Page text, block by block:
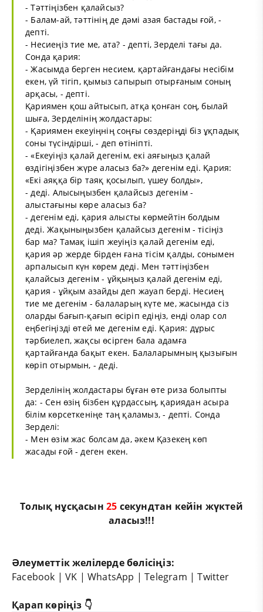
- Тәттіңізбен қалайсыз?
- Балам-ай, тәттінің де дәмі азая бастады ғой, -
депті.
- Несиеңіз тие ме, ата? - депті, Зерделі тағы да.
Сонда қария:
- Жасымда берген несием, қартайғандағы несібім
екен, үй тігіп, қымыз сапырып отырғаным соның
арқасы, - депті.
Қариямен қош айтысып, атқа қонған соң, былай
шыға, Зерделінің жолдастары:
- Қариямен екеуіңнің соңғы сөздеріңді біз ұқпадық
соны түсіндірші, - деп өтініпті.
- «Екеуіңіз қалай дегенім, екі аяғыңыз қалай
өздігіңізбен жүре аласыз ба?» дегенім еді. Қария:
«Екі аяққа бір таяқ қосылып, үшеу болды»,
- деді. Алысыңызбен қалайсыз дегенім -
алыстағыны көре аласыз ба?
- дегенім еді, қария алысты көрмейтін болдым
деді. Жақыныңызбен қалайсыз дегенім - тісіңіз
бар ма? Тамақ ішіп жеуіңіз қалай дегенім еді,
қария әр жерде бірден ғана тісім қалды, сонымен
арпалысып күн көрем деді. Мен тәттіңізбен
қалайсыз дегенім - ұйқыңыз қалай дегенім еді,
қария - ұйқым азайды деп жауап берді. Несиең
тие ме дегенім - балаларың күте ме, жасында сіз
оларды бағып-қағып өсіріп едіңіз, енді олар сол
еңбегіңізді өтей ме дегенім еді. Қария: дұрыс
тәрбиелеп, жақсы өсірген бала адамға
қартайғанда бақыт екен. Балаларымның қызығын
көріп отырмын, - деді.
Зерделінің жолдастары бұған өте риза болыпты
да: - Сен өзің бізбен құрдассың, қариядан асыра
білім көрсеткеніңе таң қаламыз, - депті. Сонда
Зерделі:
- Мен өзім жас болсам да, әкем Қазекең көп
жасады ғой - деген екен.
Толық нұсқасын25 секундтан кейін жүктей
аласыз!!!
Әлеуметтік желілерде бөлісіңіз:
Facebook |VK |WhatsApp |Telegram |Twitter
Қарап көріңіз 👇